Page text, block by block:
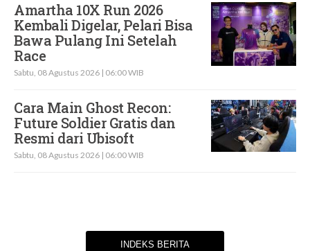
Amartha 10X Run 2026
Kembali Digelar, Pelari Bisa
Bawa Pulang Ini Setelah
Race
Sabtu, 08 Agustus 2026 | 06:00 WIB
Cara Main Ghost Recon:
Future Soldier Gratis dan
Resmi dari Ubisoft
Sabtu, 08 Agustus 2026 | 06:00 WIB
INDEKS BERITA